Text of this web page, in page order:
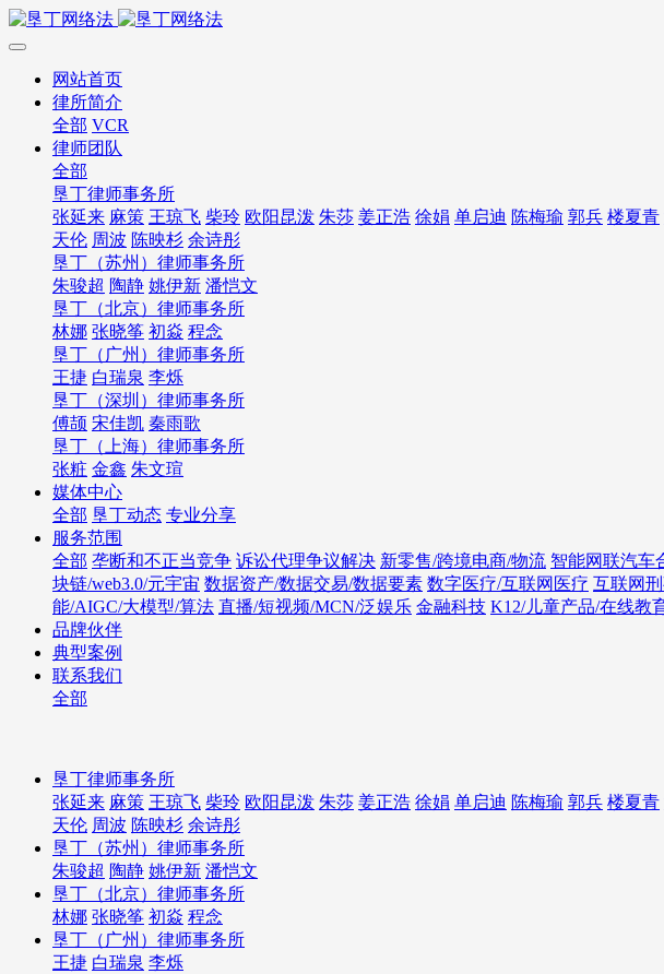
网站首页
律所简介
全部 VCR
律师团队
全部
垦丁律师事务所
张延来 麻策 王琼飞 柴玲 欧阳昆泼 朱莎 姜正浩 徐娟 单启迪 陈梅瑜 郭兵 楼夏青
天伦 周波 陈映杉 余诗彤
垦丁（苏州）律师事务所
朱骏超 陶静 姚伊新 潘恺文
垦丁（北京）律师事务所
林娜 张晓筝 初焱 程念
垦丁（广州）律师事务所
王捷 白瑞泉 李烁
垦丁（深圳）律师事务所
傅颉 宋佳凯 秦雨歌
垦丁（上海）律师事务所
张粧 金鑫 朱文瑄
媒体中心
全部 垦丁动态 专业分享
服务范围
全部 垄断和不正当竞争 诉讼代理争议解决 新零售/跨境电商/物流 智能网联汽车
块链/web3.0/元宇宙 数据资产/数据交易/数据要素 数字医疗/互联网医疗 互联网
能/AIGC/大模型/算法 直播/短视频/MCN/泛娱乐 金融科技 K12/儿童产品/在线教
品牌伙伴
典型案例
联系我们
全部
垦丁律师事务所
张延来 麻策 王琼飞 柴玲 欧阳昆泼 朱莎 姜正浩 徐娟 单启迪 陈梅瑜 郭兵 楼夏青
天伦 周波 陈映杉 余诗彤
垦丁（苏州）律师事务所
朱骏超 陶静 姚伊新 潘恺文
垦丁（北京）律师事务所
林娜 张晓筝 初焱 程念
垦丁（广州）律师事务所
王捷 白瑞泉 李烁